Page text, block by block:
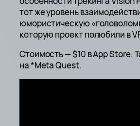
тот же уровень
юмористическую
которую проект полюбили в
Стоимость — $10 в App Store.
на *Meta Quest.